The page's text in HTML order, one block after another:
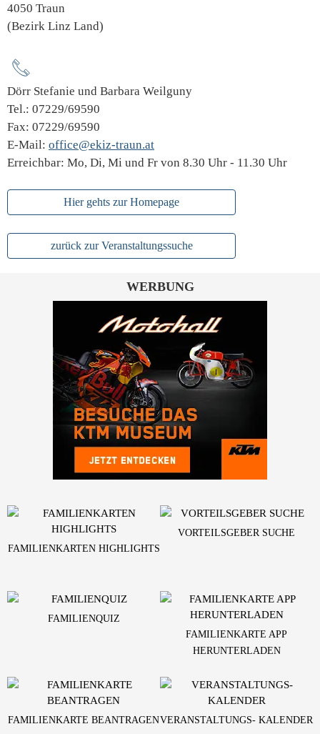
4050 Traun
(Bezirk Linz Land)
Dörr Stefanie und Barbara Weilguny
Tel.: 07229/69590
Fax: 07229/69590
E-Mail: office@ekiz-traun.at
Erreichbar: Mo, Di, Mi und Fr von 8.30 Uhr - 11.30 Uhr
Hier gehts zur Homepage
zurück zur Veranstaltungssuche
WERBUNG
FAMILIENKARTEN HIGHLIGHTS
VORTEILSGEBER SUCHE
FAMILIENQUIZ
FAMILIENKARTE APP
HERUNTERLADEN
FAMILIENKARTE BEANTRAGENVERANSTALTUNGS- KALENDER